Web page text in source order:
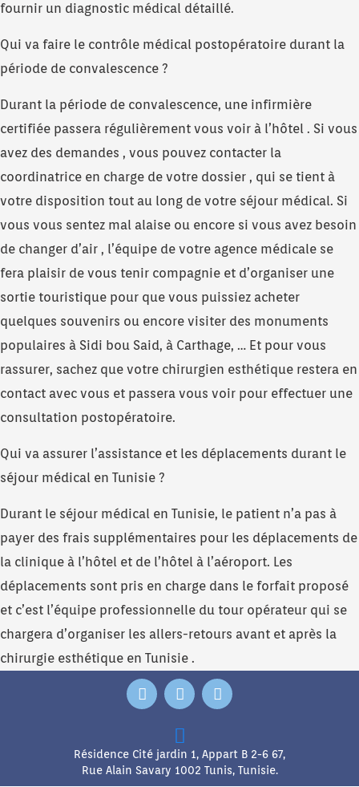
fournir un diagnostic médical détaillé.
Qui va faire le contrôle médical postopératoire durant la
période de convalescence ?
Durant la période de convalescence, une infirmière
certifiée passera régulièrement vous voir à l’hôtel . Si vous
avez des demandes , vous pouvez contacter la
coordinatrice en charge de votre dossier , qui se tient à
votre disposition tout au long de votre séjour médical. Si
vous vous sentez mal alaise ou encore si vous avez besoin
de changer d’air , l’équipe de votre agence médicale se
fera plaisir de vous tenir compagnie et d’organiser une
sortie touristique pour que vous puissiez acheter
quelques souvenirs ou encore visiter des monuments
populaires à Sidi bou Said, à Carthage, … Et pour vous
rassurer, sachez que votre chirurgien esthétique restera en
contact avec vous et passera vous voir pour effectuer une
consultation postopératoire.
Qui va assurer l’assistance et les déplacements durant le
séjour médical en Tunisie ?
Durant le séjour médical en Tunisie, le patient n’a pas à
payer des frais supplémentaires pour les déplacements de
la clinique à l’hôtel et de l’hôtel à l’aéroport. Les
déplacements sont pris en charge dans le forfait proposé
et c’est l’équipe professionnelle du tour opérateur qui se
chargera d’organiser les allers-retours avant et après la
chirurgie esthétique en Tunisie .
F
a
b
o
o
T
w
t
t
e
r
Y
o
b
e
Résidence Cité jardin 1, Appart B 2-6 67,
Rue Alain Savary 1002 Tunis, Tunisie.